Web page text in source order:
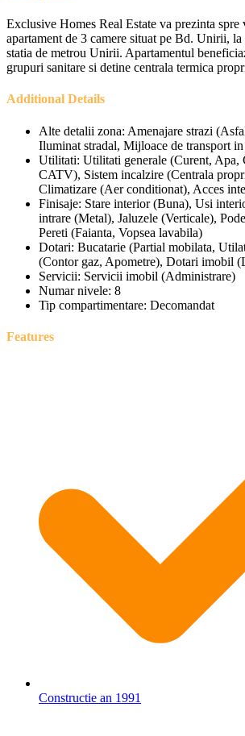
Exclusive Homes Real Estate va prezinta spre
apartament de 3 camere situat pe Bd. Unirii,
statia de metrou Unirii. Apartamentul
grupuri sanitare si detine centrala termica
Additional Details
Alte detalii zona: Amenajare strazi
Iluminat stradal, Mijloace de transport
Utilitati: Utilitati generale (Curent, Apa,
CATV), Sistem incalzire (Centrala
Climatizare (Aer conditionat), Acces
Finisaje: Stare interior (Buna), Usi
intrare (Metal), Jaluzele (Verticale),
Pereti (Faianta, Vopsea lavabila)
Dotari: Bucatarie (Partial mobilata,
(Contor gaz, Apometre), Dotari imobil
Servicii: Servicii imobil (Administrare)
Numar nivele: 8
Tip compartimentare: Decomandat
Features
Constructie an 1991